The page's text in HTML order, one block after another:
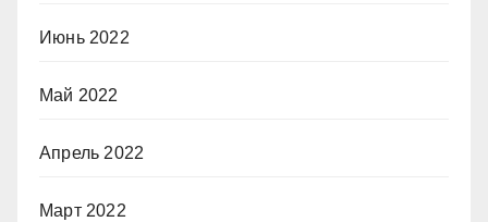
Июнь 2022
Май 2022
Апрель 2022
Март 2022